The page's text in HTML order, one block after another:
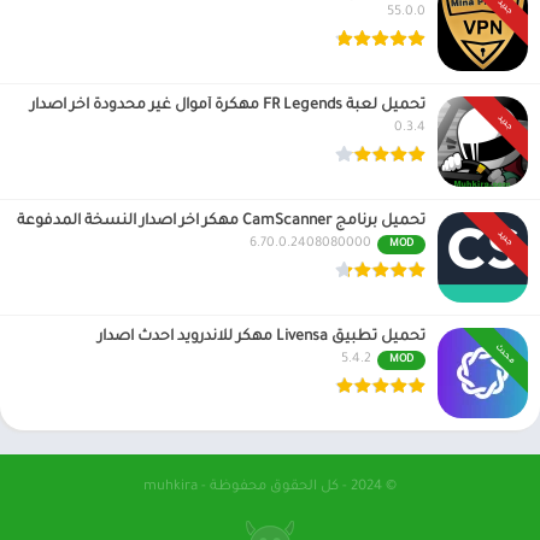
جديد 55.0.0
جديد
تحميل لعبة FR Legends مهكرة أموال غير محدودة اخر اصدار
0.3.4
جديد
تحميل برنامج CamScanner مهكر اخر اصدار النسخة المدفوعة
MOD
6.70.0.2408080000
محدث
تحميل تطبيق Livensa مهكر للاندرويد احدث اصدار
MOD
5.4.2
© 2024 - كل الحقوق محفوظة - muhkira